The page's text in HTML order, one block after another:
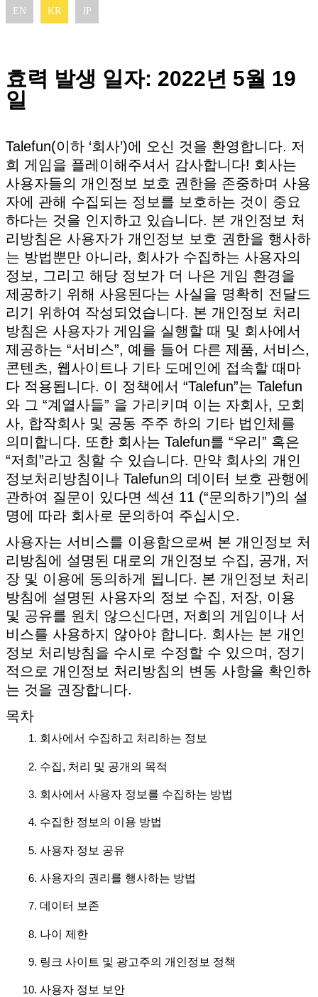
EN KR JP
효력 발생 일자: 2022년 5월 19
일
Talefun(이하 ‘회사’)에 오신 것을 환영합니다. 저
희 게임을 플레이해주셔서 감사합니다! 회사는
사용자들의 개인정보 보호 권한을 존중하며 사용
자에 관해 수집되는 정보를 보호하는 것이 중요
하다는 것을 인지하고 있습니다. 본 개인정보 처
리방침은 사용자가 개인정보 보호 권한을 행사하
는 방법뿐만 아니라, 회사가 수집하는 사용자의
정보, 그리고 해당 정보가 더 나은 게임 환경을
제공하기 위해 사용된다는 사실을 명확히 전달드
리기 위하여 작성되었습니다. 본 개인정보 처리
방침은 사용자가 게임을 실행할 때 및 회사에서
제공하는 “서비스”, 예를 들어 다른 제품, 서비스,
콘텐츠, 웹사이트나 기타 도메인에 접속할 때마
다 적용됩니다. 이 정책에서 “Talefun”는 Talefun
와 그 “계열사들” 을 가리키며 이는 자회사, 모회
사, 합작회사 및 공동 주주 하의 기타 법인체를
의미합니다. 또한 회사는 Talefun를 “우리” 혹은
“저희”라고 칭할 수 있습니다. 만약 회사의 개인
정보처리방침이나 Talefun의 데이터 보호 관행에
관하여 질문이 있다면 섹션 11 (“문의하기”)의 설
명에 따라 회사로 문의하여 주십시오.
사용자는 서비스를 이용함으로써 본 개인정보 처
리방침에 설명된 대로의 개인정보 수집, 공개, 저
장 및 이용에 동의하게 됩니다. 본 개인정보 처리
방침에 설명된 사용자의 정보 수집, 저장, 이용
및 공유를 원치 않으신다면, 저희의 게임이나 서
비스를 사용하지 않아야 합니다. 회사는 본 개인
정보 처리방침을 수시로 수정할 수 있으며, 정기
적으로 개인정보 처리방침의 변동 사항을 확인하
는 것을 권장합니다.
목차
회사에서 수집하고 처리하는 정보
수집, 처리 및 공개의 목적
회사에서 사용자 정보를 수집하는 방법
수집한 정보의 이용 방법
사용자 정보 공유
사용자의 권리를 행사하는 방법
데이터 보존
나이 제한
링크 사이트 및 광고주의 개인정보 정책
사용자 정보 보안